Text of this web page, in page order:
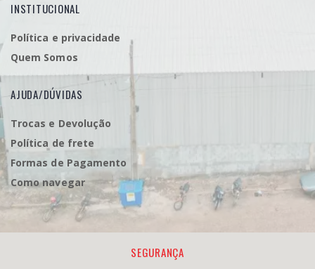
INSTITUCIONAL
Política e privacidade
Quem Somos
AJUDA/DÚVIDAS
Trocas e Devolução
Política de frete
Formas de Pagamento
Como navegar
SEGURANÇA